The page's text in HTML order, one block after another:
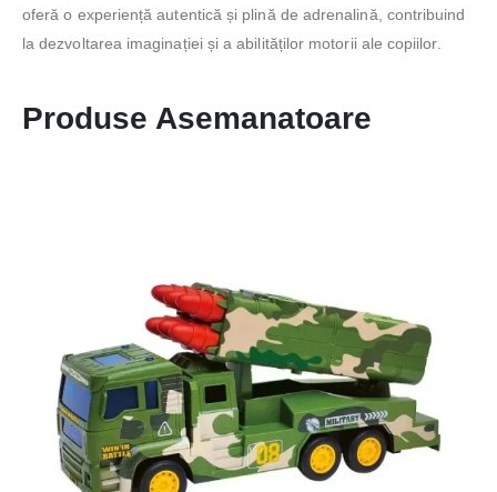
oferă o experiență autentică și plină de adrenalină, contribuind
la dezvoltarea imaginației și a abilităților motorii ale copiilor.
Produse Asemanatoare